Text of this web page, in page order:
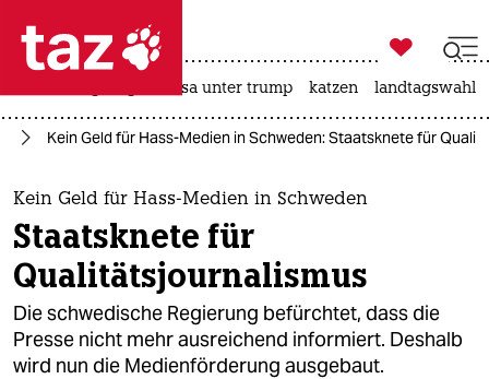
 taz zahl ich
taz zahl ich
themen
politik
öko
gesellschaft

taz zahl ich
usa unter trump katzen landtagswahl
Kein Geld für Hass-Medien in Schweden: Staatsknete für
Kein Geld für Hass-Medien in Schweden
Staatsknete für
Qualitätsjournalismus
Die schwedische Regierung befürchtet, dass die
Presse nicht mehr ausreichend informiert. Deshalb
wird nun die Medienförderung ausgebaut.